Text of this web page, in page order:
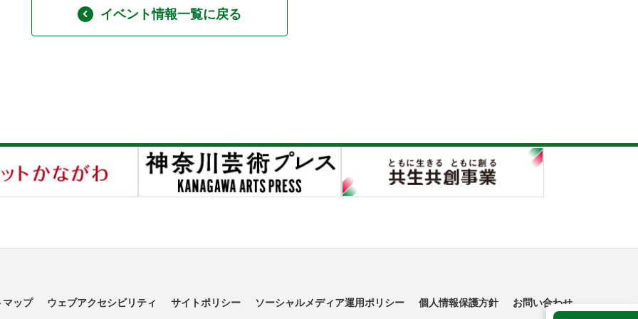
イベント情報一覧に戻る
マップ ウェブアクセシビリティ サイトポリシー ソーシャルメディア運用ポリシー 個人情報保護方針 お問い合わせ